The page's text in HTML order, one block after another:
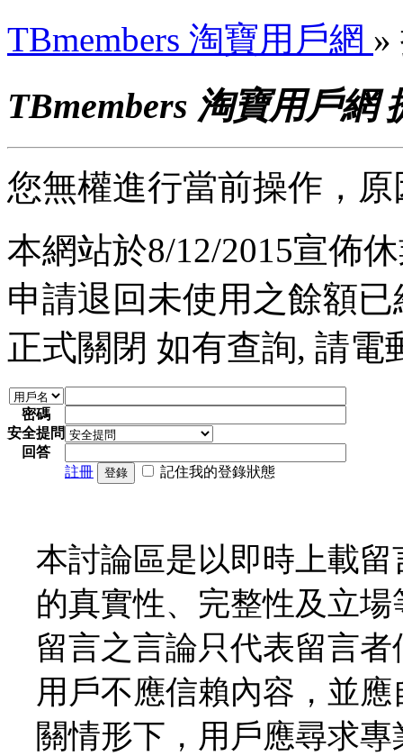
TBmembers 淘寶用戶網 »
TBmembers 淘寶用戶網
您無權進行當前操作，
本網站於8/12/2015宣佈
申請退回未使用之餘額
正式關閉 如有查詢, 請電
密碼
安全提問
回答
註冊
登錄 記住我的登錄狀態
本討論區是以即時上載
的真實性、完整性及立
留言之言論只代表留言
用戶不應信賴內容，並
關情形下，用戶應尋求